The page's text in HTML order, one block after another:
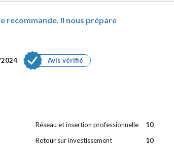
recommande. Il nous prépare
Avis vérifié
Réseau et insertion professionnelle
10
Retour sur investissement
10